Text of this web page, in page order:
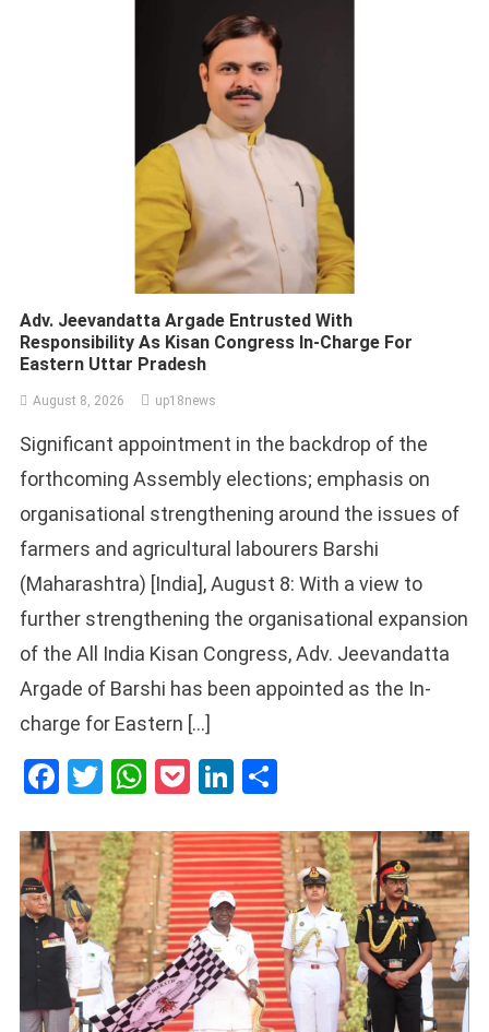
Adv. Jeevandatta Argade Entrusted With
Responsibility As Kisan Congress In-Charge For
Eastern Uttar Pradesh
August 8, 2026 up18news
Significant appointment in the backdrop of the
forthcoming Assembly elections; emphasis on
organisational strengthening around the issues of
farmers and agricultural labourers Barshi
(Maharashtra) [India], August 8: With a view to
further strengthening the organisational expansion
of the All India Kisan Congress, Adv. Jeevandatta
Argade of Barshi has been appointed as the In-
charge for Eastern […]
Facebook
Twitter
WhatsApp
PocketLinkedIn